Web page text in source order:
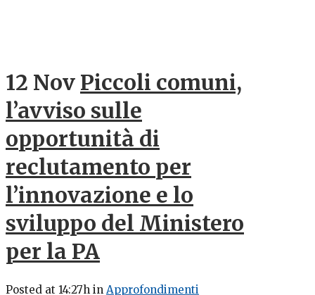
12 Nov Piccoli comuni,
l’avviso sulle
opportunità di
reclutamento per
l’innovazione e lo
sviluppo del Ministero
per la PA
Posted at 14:27h in Approfondimenti